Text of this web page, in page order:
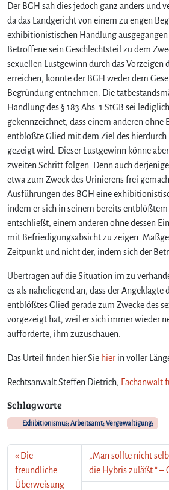
Der BGH sah dies jedoch ganz anders und
da das Landgericht von einem zu engen
exhibitionistischen Handlung ausgegangen
Betroffene sein Geschlechtsteil zu dem
sexuellen Lustgewinn durch das Vorzeigen
erreichen, konnte der BGH weder dem
Begründung entnehmen. Die
Handlung des § 183 Abs. 1 StGB sei
gekennzeichnet, dass einem anderen ohne
entblößte Glied mit dem Ziel des
gezeigt wird. Dieser Lustgewinn könne
zweiten Schritt folgen. Denn auch
etwa zum Zweck des Urinierens frei
Ausführungen des BGH eine
indem er sich in seinem bereits entblößtem
entschließt, einem anderen ohne dessen
mit Befriedigungsabsicht zu zeigen.
Zeitpunkt und nicht der, indem sich der
Übertragen auf die Situation im zu
es als naheliegend an, dass der Angeklagte
entblößtes Glied gerade zum Zwecke des
vorgezeigt hat, weil er sich immer wieder
aufforderte, ihm zuzuschauen.
Das Urteil finden hier Sie hier in voller
Rechtsanwalt Steffen Dietrich, Fachanwalt
Schlagworte
Exhibitionismus; Arbeitsamt; Vergewaltigung;
Die
freundliche
Überweisung
„Man sollte nicht
die Hybris zuläßt.“ –